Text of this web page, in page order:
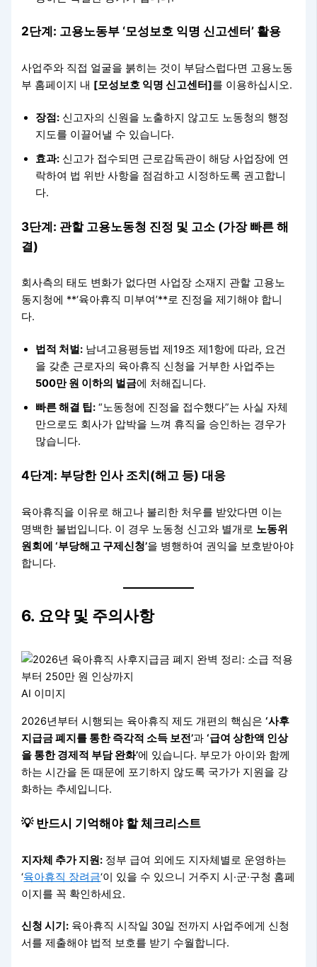
2단계: 고용노동부 ‘모성보호 익명 신고센터’ 활용
사업주와 직접 얼굴을 붉히는 것이 부담스럽다면 고용노동
부 홈페이지 내 [모성보호 익명 신고센터]를 이용하십시오.
장점: 신고자의 신원을 노출하지 않고도 노동청의 행정
지도를 이끌어낼 수 있습니다.
효과: 신고가 접수되면 근로감독관이 해당 사업장에 연
락하여 법 위반 사항을 점검하고 시정하도록 권고합니
다.
3단계: 관할 고용노동청 진정 및 고소 (가장 빠른 해
결)
회사측의 태도 변화가 없다면 사업장 소재지 관할 고용노
동지청에 **‘육아휴직 미부여’**로 진정을 제기해야 합니
다.
법적 처벌: 남녀고용평등법 제19조 제1항에 따라, 요건
을 갖춘 근로자의 육아휴직 신청을 거부한 사업주는
500만 원 이하의 벌금에 처해집니다.
빠른 해결 팁: “노동청에 진정을 접수했다”는 사실 자체
만으로도 회사가 압박을 느껴 휴직을 승인하는 경우가
많습니다.
4단계: 부당한 인사 조치(해고 등) 대응
육아휴직을 이유로 해고나 불리한 처우를 받았다면 이는
명백한 불법입니다. 이 경우 노동청 신고와 별개로 노동위
원회에 ‘부당해고 구제신청’을 병행하여 권익을 보호받아야
합니다.
6. 요약 및 주의사항
AI 이미지
2026년부터 시행되는 육아휴직 제도 개편의 핵심은‘사후
지급금 폐지를 통한 즉각적 소득 보전’과‘급여 상한액 인상
을 통한 경제적 부담 완화’에 있습니다. 부모가 아이와 함께
하는 시간을 돈 때문에 포기하지 않도록 국가가 지원을 강
화하는 추세입니다.
💡 반드시 기억해야 할 체크리스트
지자체 추가 지원: 정부 급여 외에도 지자체별로 운영하는
‘육아휴직 장려금‘이 있을 수 있으니 거주지 시·군·구청 홈페
이지를 꼭 확인하세요.
신청 시기: 육아휴직 시작일 30일 전까지 사업주에게 신청
서를 제출해야 법적 보호를 받기 수월합니다.